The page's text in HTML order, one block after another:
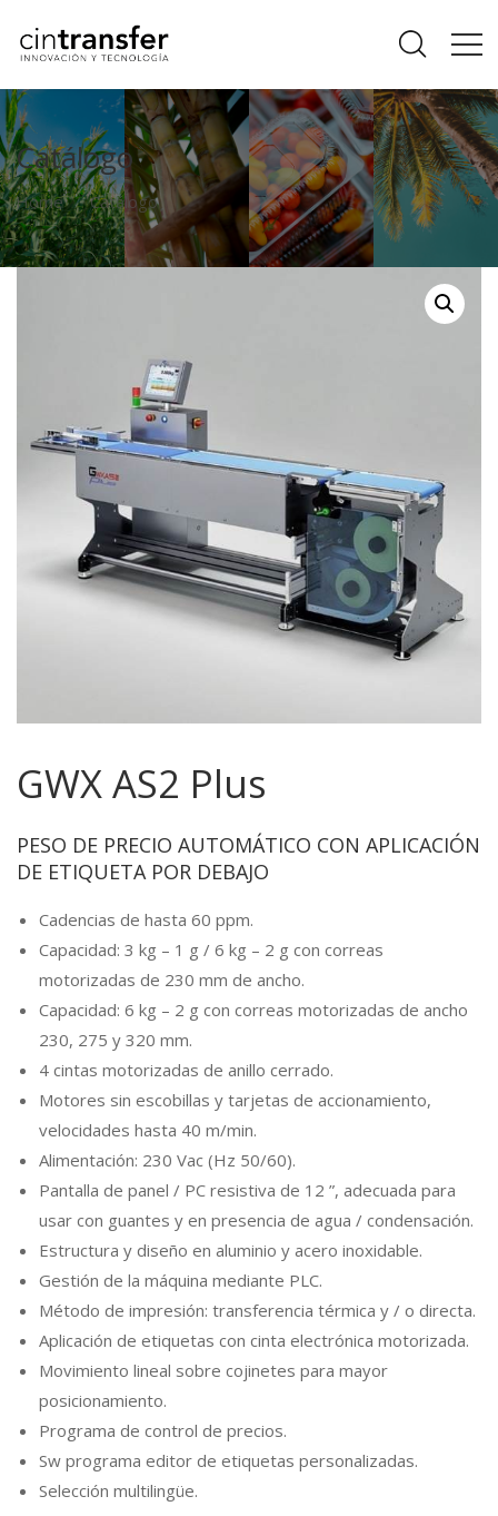
Catálogo
Home Catálogo
GWX AS2 Plus
PESO DE PRECIO AUTOMÁTICO CON APLICACIÓN
DE ETIQUETA POR DEBAJO
Cadencias de hasta 60 ppm.
Capacidad: 3 kg – 1 g / 6 kg – 2 g con correas
motorizadas de 230 mm de ancho.
Capacidad: 6 kg – 2 g con correas motorizadas de ancho
230, 275 y 320 mm.
4 cintas motorizadas de anillo cerrado.
Motores sin escobillas y tarjetas de accionamiento,
velocidades hasta 40 m/min.
Alimentación: 230 Vac (Hz 50/60).
Pantalla de panel / PC resistiva de 12 ”, adecuada para
usar con guantes y en presencia de agua / condensación.
Estructura y diseño en aluminio y acero inoxidable.
Gestión de la máquina mediante PLC.
Método de impresión: transferencia térmica y / o directa.
Aplicación de etiquetas con cinta electrónica motorizada.
Movimiento lineal sobre cojinetes para mayor
posicionamiento.
Programa de control de precios.
Sw programa editor de etiquetas personalizadas.
Selección multilingüe.